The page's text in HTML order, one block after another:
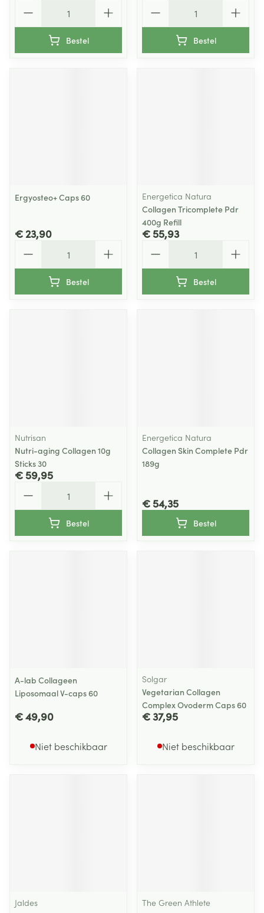
Bestel Bestel
Ergyosteo+ Caps 60
€ 23,90
Bestel
Energetica Natura
Collagen Tricomplete Pdr
400g Refill
€ 55,93
Bestel
Nutrisan
Nutri-aging Collagen 10g
Sticks 30
€ 59,95
Bestel
Energetica Natura
Collagen Skin Complete Pdr
189g
€ 54,35
Bestel
A-lab Collageen
Liposomaal V-caps 60
€ 49,90
Niet beschikbaar
Solgar
Vegetarian Collagen
Complex Ovoderm Caps 60
€ 37,95
Niet beschikbaar
Jaldes
The Green Athlete